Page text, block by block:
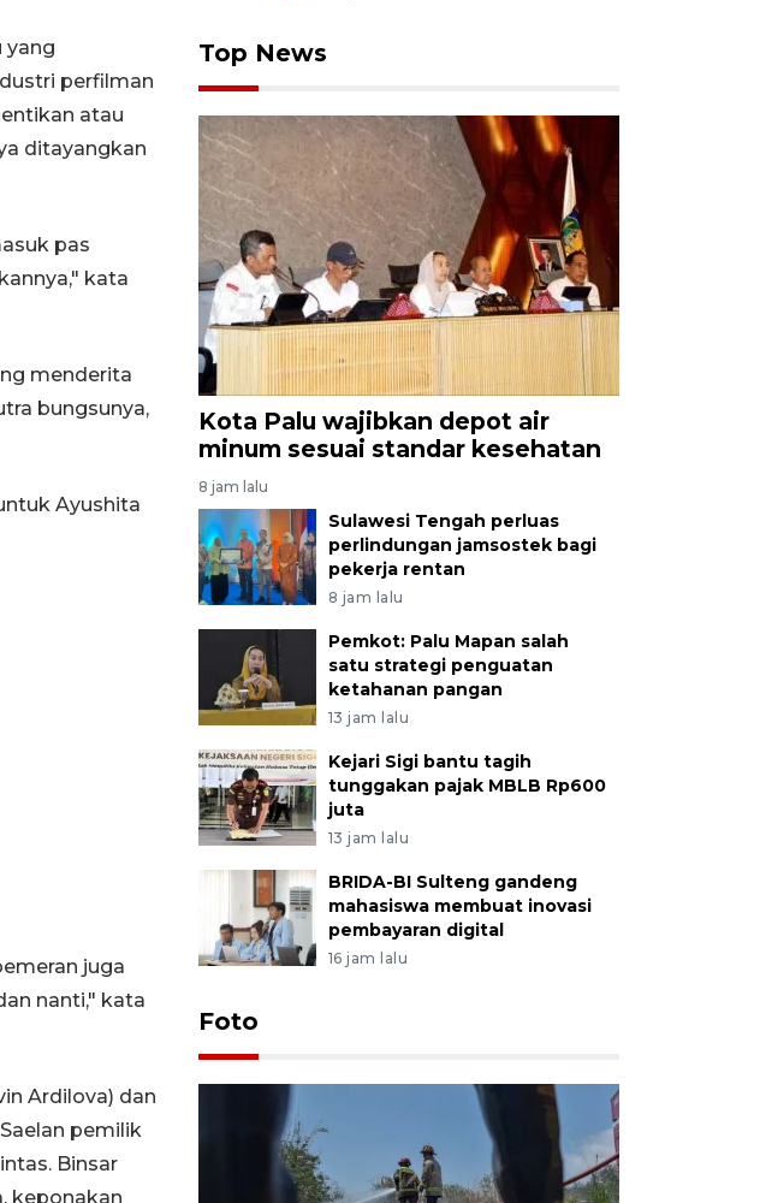
yang
perfilman
atau
ditayangkan
pas
kata
menderita
bungsunya,
Ayushita
juga
nanti," kata
Ardilova) dan
pemilik
Binsar
keponakan
Top News
Kota Palu wajibkan depot air
minum sesuai standar kesehatan
8 jam lalu
Sulawesi Tengah perluas
perlindungan jamsostek bagi
pekerja rentan
8 jam lalu
Pemkot: Palu Mapan salah
satu strategi penguatan
ketahanan pangan
13 jam lalu
Kejari Sigi bantu tagih
tunggakan pajak MBLB Rp600
juta
13 jam lalu
BRIDA-BI Sulteng gandeng
mahasiswa membuat inovasi
pembayaran digital
16 jam lalu
Foto